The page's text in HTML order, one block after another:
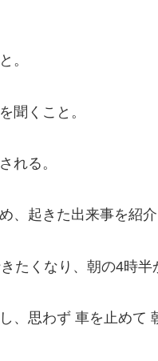
。
聞くこと。
れる。
、起きた出来事を紹介
たくなり、朝の4時半
、思わず 車を止めて